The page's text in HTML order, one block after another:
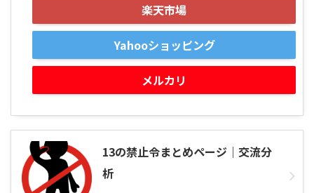
楽天市場
Yahooショッピング
メルカリ
13の禁止令まとめページ｜交流分
析